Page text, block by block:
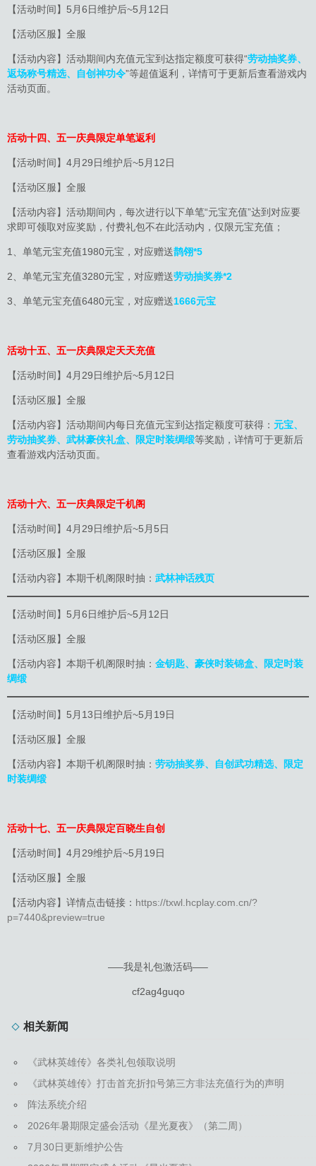
【活动时间】5月6日维护后~5月12日
【活动区服】全服
【活动内容】活动期间内充值元宝到达指定额度可获得“劳动抽奖券、
返场称号精选、自创神功令”等超值返利，详情可于更新后查看游戏内
活动页面。
活动十四、五一庆典限定单笔返利
【活动时间】4月29日维护后~5月12日
【活动区服】全服
【活动内容】活动期间内，每次进行以下单笔“元宝充值”达到对应要
求即可领取对应奖励，付费礼包不在此活动内，仅限元宝充值；
1、单笔元宝充值1980元宝，对应赠送鹊翎*5
2、单笔元宝充值3280元宝，对应赠送劳动抽奖券*2
3、单笔元宝充值6480元宝，对应赠送1666元宝
活动十五、五一庆典限定天天充值
【活动时间】4月29日维护后~5月12日
【活动区服】全服
【活动内容】活动期间内每日充值元宝到达指定额度可获得： 元宝、
劳动抽奖券、武林豪侠礼盒、限定时装绸缎等奖励，详情可于更新后
查看游戏内活动页面。
活动十六、五一庆典限定千机阁
【活动时间】4月29日维护后~5月5日
【活动区服】全服
【活动内容】本期千机阁限时抽： 武林神话残页
【活动时间】5月6日维护后~5月12日
【活动区服】全服
【活动内容】本期千机阁限时抽： 金钥匙、豪侠时装锦盒、限定时装
绸缎
【活动时间】5月13日维护后~5月19日
【活动区服】全服
【活动内容】本期千机阁限时抽： 劳动抽奖券、自创武功精选、
限定
时装绸缎
活动十七、五一庆典限定百晓生自创
【活动时间】4月29维护后~5月19日
【活动区服】全服
【活动内容】详情点击链接： https://txwl.hcplay.com.cn/?
p=7440&preview=true
—–我是礼包激活码—–
cf2ag4guqo
相关新闻
《武林英雄传》各类礼包领取说明
《武林英雄传》打击首充折扣号第三方非法充值行为的声明
阵法系统介绍
2026年暑期限定盛会活动《星光夏夜》（第二周）
7月30日更新维护公告